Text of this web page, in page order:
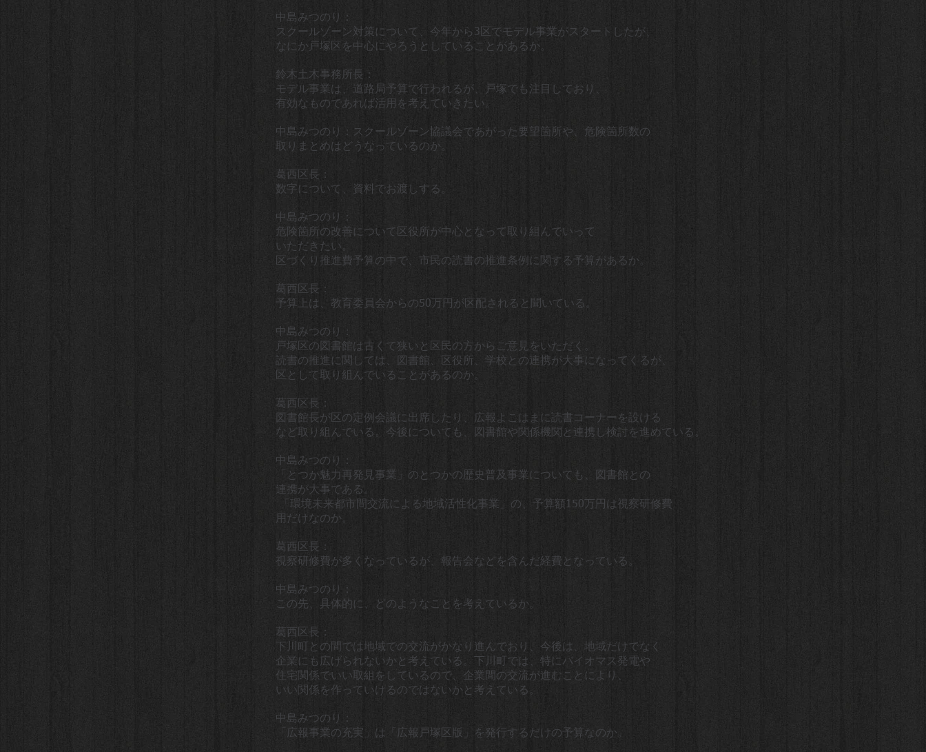
中島みつのり：
スクールゾーン対策について、今年から3区でモデル事業がスタートしたが、
なにか戸塚区を中心にやろうとしていることがあるか。
鈴木土木事務所長：
モデル事業は、道路局予算で行われるが、戸塚でも注目しており、
有効なものであれば活用を考えていきたい。
中島みつのり：スクールゾーン協議会であがった要望箇所や、危険箇所数の
取りまとめはどうなっているのか。
葛西区長：
数字について、資料でお渡しする。
中島みつのり：
危険箇所の改善について区役所が中心となって取り組んでいって
いただきたい。
区づくり推進費予算の中で、市民の読書の推進条例に関する予算があるか。
葛西区長：
予算上は、教育委員会からの50万円が区配されると聞いている。
中島みつのり：
戸塚区の図書館は古くて狭いと区民の方からご意見をいただく。
読書の推進に関しては、図書館、区役所、学校との連携が大事になってくるが、
区として取り組んでいることがあるのか。
葛西区長：
図書館長が区の定例会議に出席したり、広報よこはまに読書コーナーを設ける
など取り組んでいる。今後についても、図書館や関係機関と連携し検討を進めている。
中島みつのり：
「とつか魅力再発見事業」のとつかの歴史普及事業についても、図書館との
連携が大事である。
「環境未来都市間交流による地域活性化事業」の、予算額150万円は視察研修費
用だけなのか。
葛西区長：
視察研修費が多くなっているが、報告会などを含んだ経費となっている。
中島みつのり：
この先、具体的に、どのようなことを考えているか。
葛西区長：
下川町との間では地域での交流がかなり進んでおり、今後は、地域だけでなく
企業にも広げられないかと考えている。下川町では、特にバイオマス発電や
住宅関係でいい取組をしているので、企業間の交流が進むことにより、
いい関係を作っていけるのではないかと考えている。
中島みつのり：
「広報事業の充実」は「広報戸塚区版」を発行するだけの予算なのか。